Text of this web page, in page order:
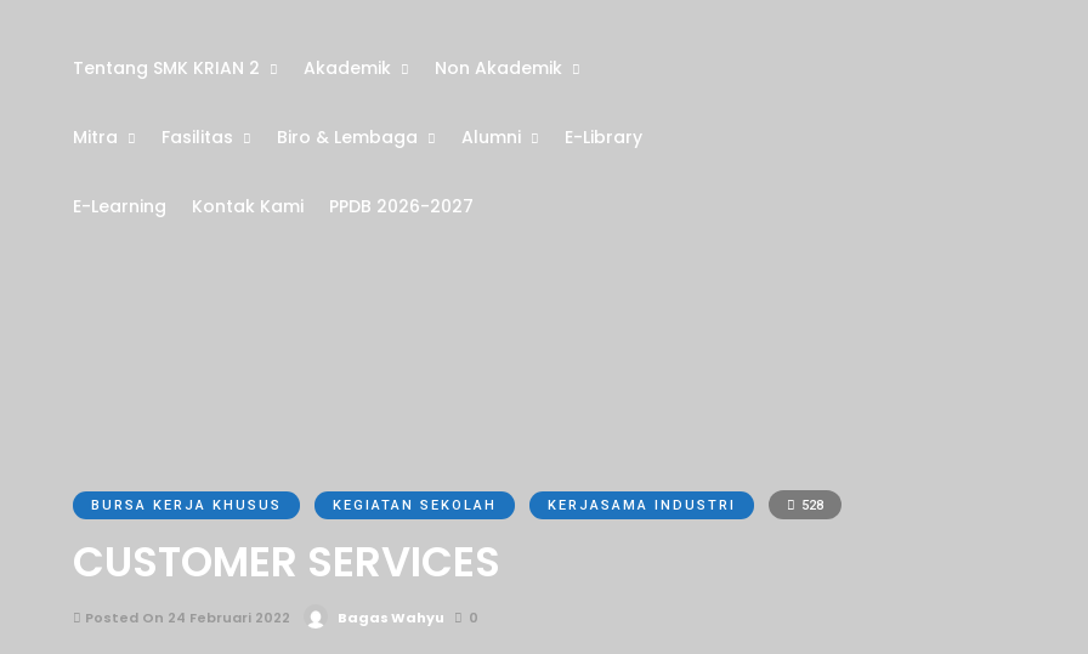
Tentang SMK KRIAN 2 Akademik Non Akademik
Mitra Fasilitas Biro & Lembaga Alumni E-Library
E-Learning Kontak Kami PPDB 2026-2027
BURSA KERJA KHUSUS KEGIATAN SEKOLAH KERJASAMA INDUSTRI 528
CUSTOMER SERVICES
Posted On 24 Februari 2022 Bagas Wahyu 0